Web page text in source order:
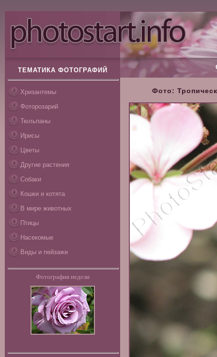
ТЕМАТИКА ФОТОГРАФИЙ
Хризантемы
Фоторозарий
Тюльпаны
Ирисы
Цветы
Другие растения
Собаки
Кошки и котята
В мире животных
Птицы
Насекомые
Виды и пейзажи
Фотография недели
Фото: